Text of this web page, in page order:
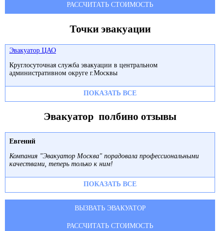
РАССЧИТАТЬ СТОИМОСТЬ
Точки эвакуации
Эвакуатор ЦАО
Круглосуточная служба эвакуации в центральном
административном округе г.Москвы
ПОКАЗАТЬ ВСЕ
Эвакуатор полбино отзывы
Евгений
Компания "Эвакуатор Москва" порадовала профессиональными
качествами, теперь только к ним!
ПОКАЗАТЬ ВСЕ
ВЫЗВАТЬ ЭВАКУАТОР
РАССЧИТАТЬ СТОИМОСТЬ